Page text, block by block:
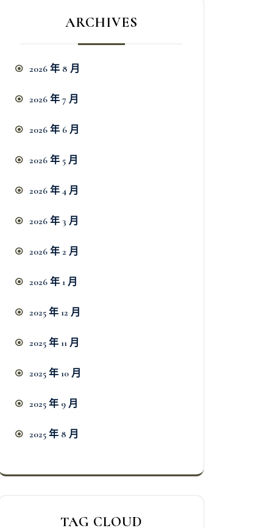
ARCHIVES
2026 年 8 月
2026 年 7 月
2026 年 6 月
2026 年 5 月
2026 年 4 月
2026 年 3 月
2026 年 2 月
2026 年 1 月
2025 年 12 月
2025 年 11 月
2025 年 10 月
2025 年 9 月
2025 年 8 月
TAG CLOUD